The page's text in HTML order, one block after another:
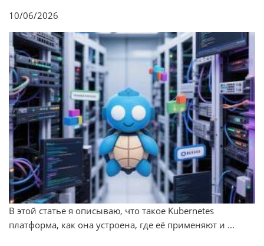
10/06/2026
В этой статье я описываю, что такое Kubernetes
платформа, как она устроена, где её применяют и ...